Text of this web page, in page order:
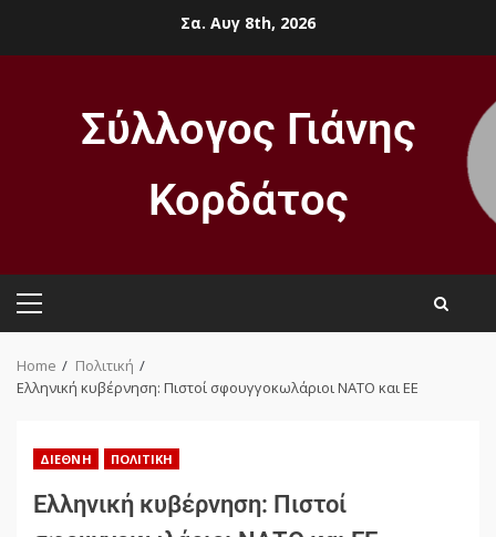
Σα. Αυγ 8th, 2026
Σύλλογος Γιάνης
Κορδάτος
Home
Πολιτική
Ελληνική κυβέρνηση: Πιστοί σφουγγοκωλάριοι ΝΑΤΟ και ΕΕ
ΔΙΕΘΝΉ ΠΟΛΙΤΙΚΉ
Ελληνική κυβέρνηση: Πιστοί